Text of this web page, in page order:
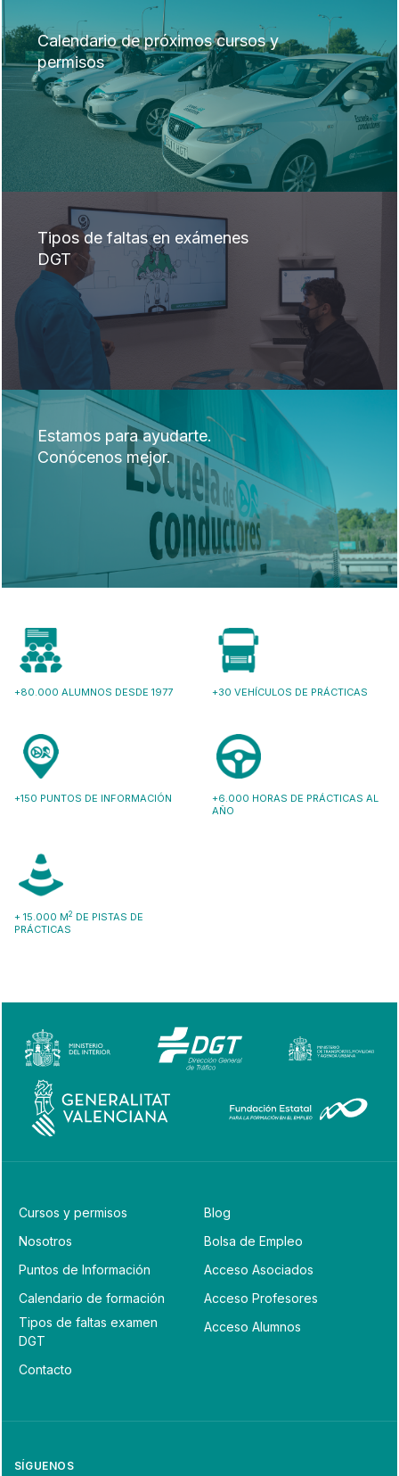
Calendario de próximos cursos y
permisos
Tipos de faltas en exámenes
DGT
Estamos para ayudarte.
Conócenos mejor.
+80.000 ALUMNOS DESDE 1977 +30 VEHÍCULOS DE PRÁCTICAS
+150 PUNTOS DE INFORMACIÓN
+6.000 HORAS DE PRÁCTICAS AL
AÑO
+ 15.000 M2 DE PISTAS DE
PRÁCTICAS
Cursos y permisos
Nosotros
Puntos de Información
Calendario de formación
Tipos de faltas examen
DGT
Contacto
Blog
Bolsa de Empleo
Acceso Asociados
Acceso Profesores
Acceso Alumnos
SÍGUENOS